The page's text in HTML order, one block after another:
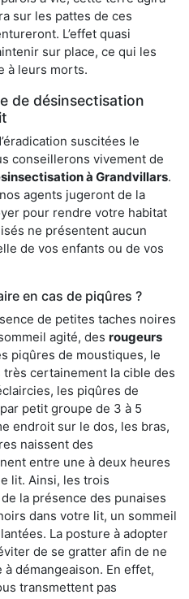
sur les pattes de ces
L’effet quasi
sur place, ce qui les
à leurs morts.
de désinsectisation
suscitées le
conseillerons vivement de
à Grandvillars.
agents jugeront de la
pour rendre votre habitat
ne présentent aucun
de vos enfants ou de vos
en cas de piqûres ?
de petites taches noires
agité, des rougeurs
piqûres de moustiques, le
certainement la cible des
les piqûres de
petit groupe de 3 à 5
endroit sur le dos, les bras,
naissent des
entre une à deux heures
lit. Ainsi, les trois
la présence des punaises
dans votre lit, un sommeil
La posture à adopter
de se gratter afin de ne
démangeaison. En effet,
transmettent pas